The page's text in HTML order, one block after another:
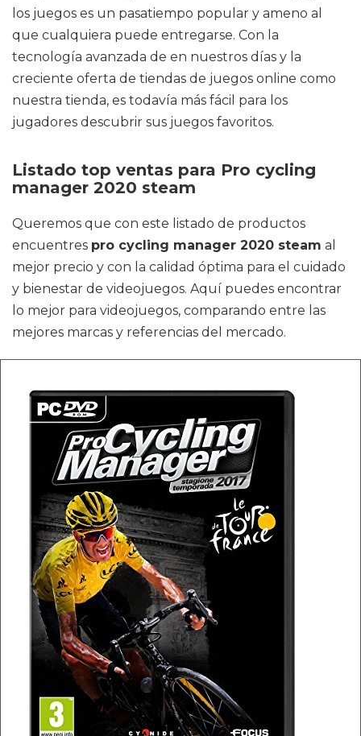
los juegos es un pasatiempo popular y ameno al
que cualquiera puede entregarse. Con la
tecnología avanzada de en nuestros días y la
creciente oferta de tiendas de juegos online como
nuestra tienda, es todavía más fácil para los
jugadores descubrir sus juegos favoritos.
Listado top ventas para Pro cycling
manager 2020 steam
Queremos que con este listado de productos
encuentres pro cycling manager 2020 steam al
mejor precio y con la calidad óptima para el cuidado
y bienestar de videojuegos. Aquí puedes encontrar
lo mejor para videojuegos, comparando entre las
mejores marcas y referencias del mercado.